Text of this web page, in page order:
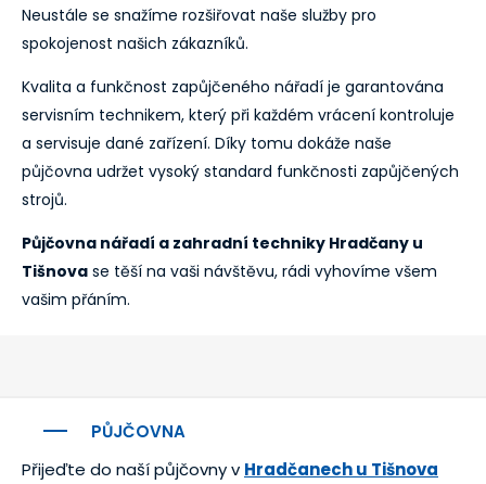
Neustále se snažíme rozšiřovat naše služby pro
spokojenost našich zákazníků.
Kvalita a funkčnost zapůjčeného nářadí je garantována
servisním technikem, který při každém vrácení kontroluje
a servisuje dané zařízení. Díky tomu dokáže naše
půjčovna udržet vysoký standard funkčnosti zapůjčených
strojů.
Půjčovna nářadí a zahradní techniky Hradčany u
Tišnova se těší na vaši návštěvu, rádi vyhovíme všem
vašim přáním.
PŮJČOVNA
Přijeďte do naší půjčovny v Hradčanech u Tišnova